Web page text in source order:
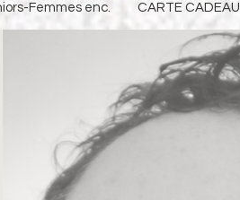
Femmes enc. CARTE CADEAU